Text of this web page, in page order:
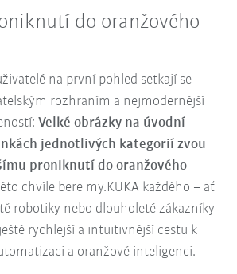
do oranžového
na první pohled setkají se
rozhraním a nejmodernější
Velké obrázky na úvodní
jednotlivých kategorií zvou
proniknutí do oranžového
chvíle bere my.KUKA každého – ať
robotiky nebo dlouholeté zákazníky
rychlejší a intuitivnější cestu k
a oranžové inteligenci.